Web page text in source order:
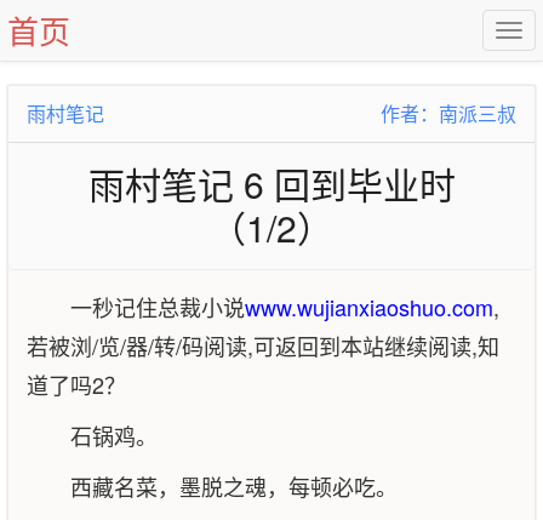
首页
雨村笔记 作者：南派三叔
雨村笔记 6 回到毕业时
（1/2）
一秒记住总裁小说www.wujianxiaoshuo.com,
若被浏/览/器/转/码阅读,可返回到本站继续阅读,知
道了吗2？
石锅鸡。
西藏名菜，墨脱之魂，每顿必吃。